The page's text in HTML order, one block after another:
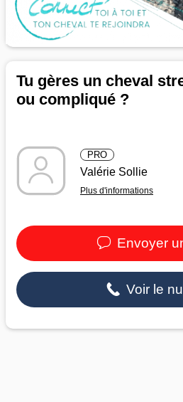
Tu gères un cheval
ou compliqué ?
PRO
Valérie Sollie
Plus d'informations
Envoyer
Voir le